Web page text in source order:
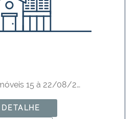
Leilão de Imóveis 15 à 22/08/2016
DETALHE